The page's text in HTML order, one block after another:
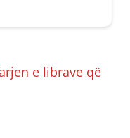
e librave që